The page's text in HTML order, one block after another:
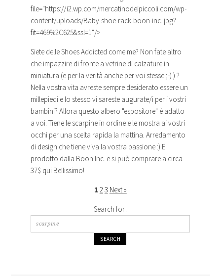
file="https://i2.wp.com/mercatinodeipiccoli.com/wp-
content/uploads/Baby-shoe-rack-boon-inc..jpg?
fit=469%2C625&ssl=1"/>
Siete delle Shoes Addicted come me? Non fate altro
che impazzire di fronte a vetrine di calzature in
miniatura (e per la verità anche per voi stesse ;-) ) ?
Nella vostra vita avreste sempre desiderato essere un
millepiedi e lo stesso vi sareste augurate/i per i vostri
bambini? Allora questo albero "espositore" è adatto
a voi. Tiene le scarpine in ordine e le mostra ai vostri
occhi per una scelta rapida la mattina. Arredamento
di design che tiene viva la vostra passione :) E'
prodotto dalla Boon Inc. e si può comprare a circa
37$ qui Bellissimo!
1 23 Next »
Search for: